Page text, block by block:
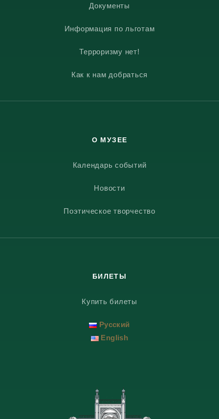
Документы
Информация по льготам
Терроризму нет!
Как к нам добраться
О МУЗЕЕ
Календарь событий
Новости
Поэтическое творчество
БИЛЕТЫ
Купить билеты
Русский
English